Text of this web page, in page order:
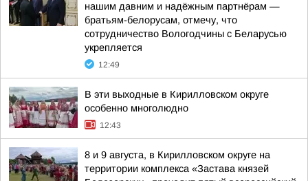
нашим давним и надёжным партнёрам —
братьям-белорусам, отмечу, что
сотрудничество Вологодчины с Беларусью
укрепляется
12:49
В эти выходные в Кирилловском округе
особенно многолюдно
12:43
8 и 9 августа, в Кирилловском округе на
территории комплекса «Застава князей